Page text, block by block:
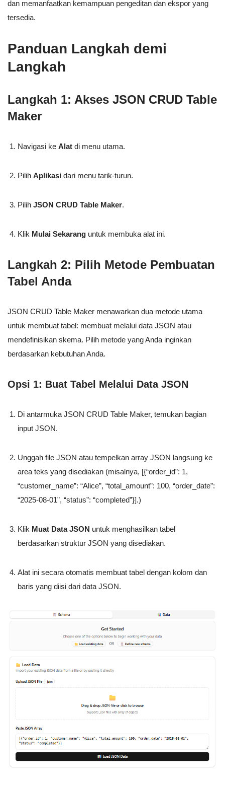
dan memanfaatkan kemampuan pengeditan dan ekspor yang
tersedia.
Panduan Langkah demi
Langkah
Langkah 1: Akses JSON CRUD Table
Maker
Navigasi ke Alat di menu utama.
Pilih Aplikasi dari menu tarik-turun.
Pilih JSON CRUD Table Maker.
Klik Mulai Sekarang untuk membuka alat ini.
Langkah 2: Pilih Metode Pembuatan
Tabel Anda
JSON CRUD Table Maker menawarkan dua metode utama
untuk membuat tabel: membuat melalui data JSON atau
mendefinisikan skema. Pilih metode yang Anda inginkan
berdasarkan kebutuhan Anda.
Opsi 1: Buat Tabel Melalui Data JSON
Di antarmuka JSON CRUD Table Maker, temukan bagian
input JSON.
Unggah file JSON atau tempelkan array JSON langsung ke
area teks yang disediakan (misalnya, [{“order_id”: 1,
“customer_name”: “Alice”, “total_amount”: 100, “order_date”:
“2025-08-01”, “status”: “completed”}].)
Klik Muat Data JSON untuk menghasilkan tabel
berdasarkan struktur JSON yang disediakan.
Alat ini secara otomatis membuat tabel dengan kolom dan
baris yang diisi dari data JSON.